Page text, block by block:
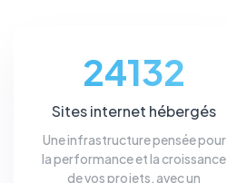
24132
Sites internet hébergés
Une infrastructure pensée pour
la performance et la croissance
de vos projets, avec un